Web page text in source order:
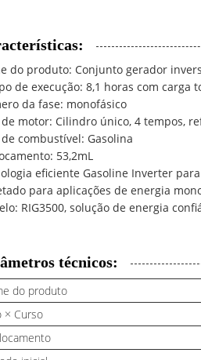
do produto: Conjunto gerador
de execução: 8,1 horas com carga
da fase: monofásico
motor: Cilindro único, 4 tempos,
combustível: Gasolina
53,2mL
eficiente Gasoline Inverter
para aplicações de energia
RIG3500, solução de energia
técnicos:
do produto
× Curso